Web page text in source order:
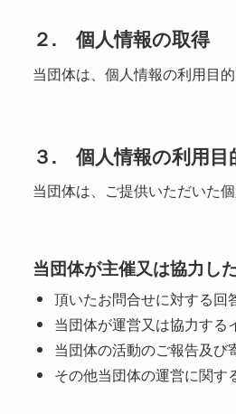
２. 個人情報の取得
当団体は、個人情報の利用目
３. 個人情報の利用目
当団体は、ご提供いただいた
当団体が主催又は協力し
頂いたお問合せに対する回
当団体が運営又は協力する
当団体の活動のご報告及び
その他当団体の運営に関す